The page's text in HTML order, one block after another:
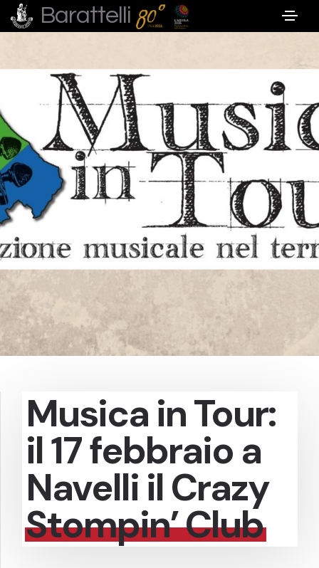
Barattelli
Musica in Tour:
il 17 febbraio a
Navelli il Crazy
Stompin’ Club